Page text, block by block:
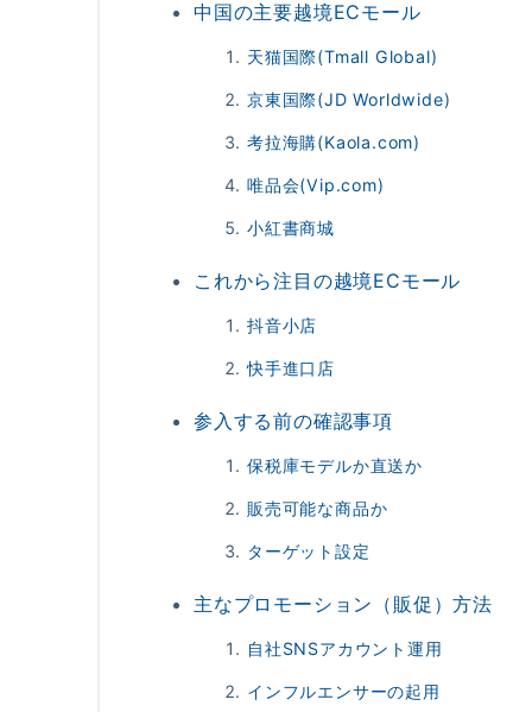
中国の主要越境ECモール
天猫国際(Tmall Global)
京東国際(JD Worldwide)
考拉海購(Kaola.com)
唯品会(Vip.com)
小紅書商城
これから注目の越境ECモール
抖音小店
快手進口店
参入する前の確認事項
保税庫モデルか直送か
販売可能な商品か
ターゲット設定
主なプロモーション（販促）方法
自社SNSアカウント運用
インフルエンサーの起用